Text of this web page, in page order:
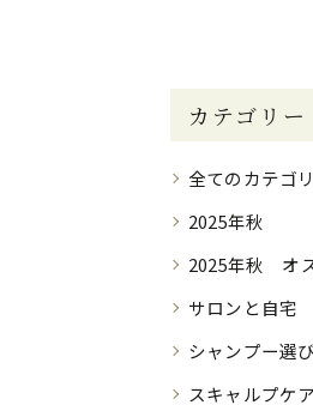
カテゴリー
全てのカテゴ
2025年秋
2025年秋 オ
サロンと自宅
シャンプー選び
スキャルプケア